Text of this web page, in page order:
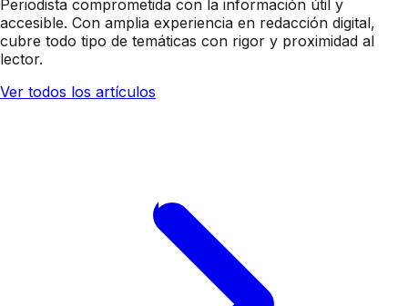
Periodista comprometida con la información útil y
accesible. Con amplia experiencia en redacción digital,
cubre todo tipo de temáticas con rigor y proximidad al
lector.
Ver todos los artículos